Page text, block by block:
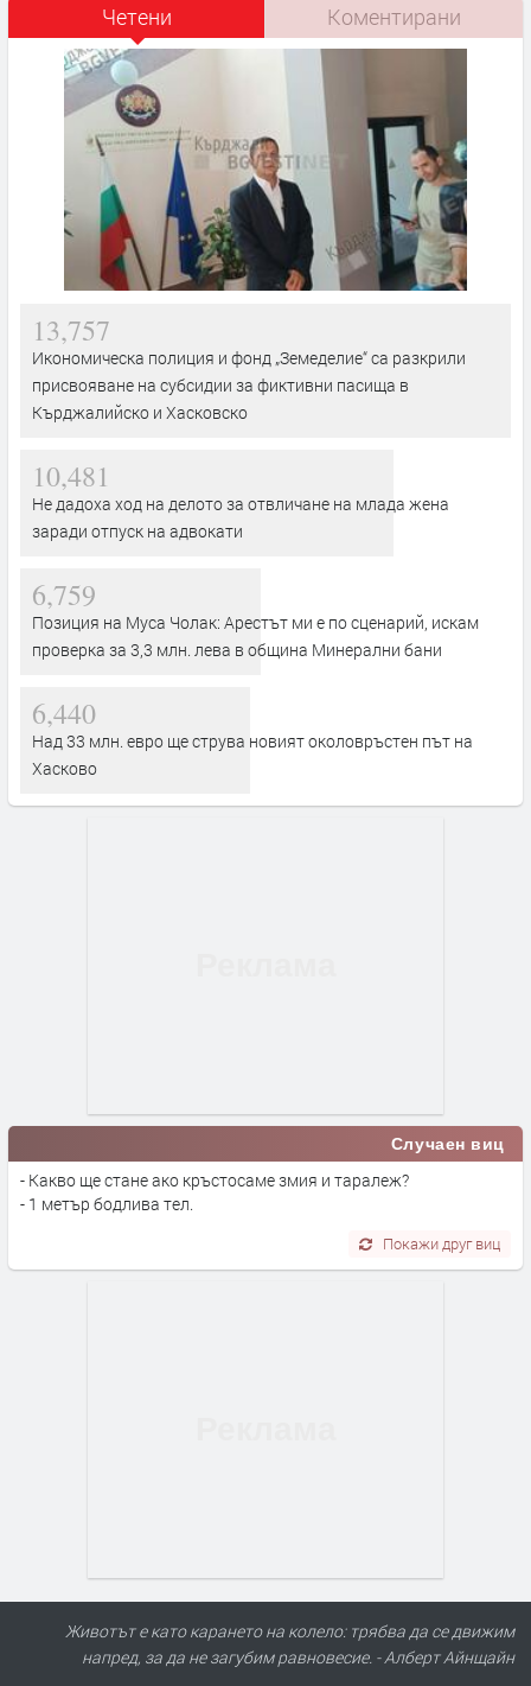
Четени Коментирани
13,757
Икономическа полиция и фонд „Земеделие“ са разкрили
присвояване на субсидии за фиктивни пасища в
Кърджалийско и Хасковско
10,481
Не дадоха ход на делото за отвличане на млада жена
заради отпуск на адвокати
6,759
Позиция на Муса Чолак: Арестът ми е по сценарий, искам
проверка за 3,3 млн. лева в община Минерални бани
6,440
Над 33 млн. евро ще струва новият околовръстен път на
Хасково
Случаен виц
- Какво ще стане ако кръстосаме змия и таралеж?
- 1 метър бодлива тел.
Покажи друг виц
Животът е като карането на колело: трябва да се движим
напред, за да не загубим равновесие. - Алберт Айнщайн